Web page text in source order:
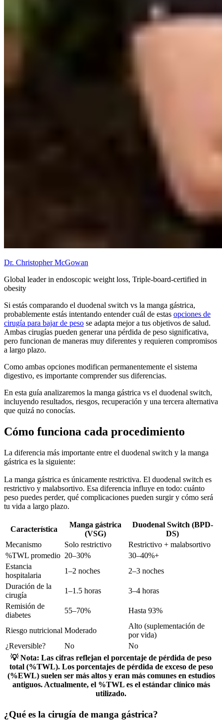
Dr. Christopher McGowan
Global leader in endoscopic weight loss, Triple-board-certified in
obesity
Si estás comparando el duodenal switch vs la manga gástrica,
probablemente estás intentando entender cuál de estas opciones de
cirugía para bajar de peso se adapta mejor a tus objetivos de salud.
Ambas cirugías pueden generar una pérdida de peso significativa,
pero funcionan de maneras muy diferentes y requieren compromisos
a largo plazo.
Como ambas opciones modifican permanentemente el sistema
digestivo, es importante comprender sus diferencias.
En esta guía analizaremos la manga gástrica vs el duodenal switch,
incluyendo resultados, riesgos, recuperación y una tercera alternativa
que quizá no conocías.
Cómo funciona cada procedimiento
La diferencia más importante entre el duodenal switch y la manga
gástrica es la siguiente:
La manga gástrica es únicamente restrictiva. El duodenal switch es
restrictivo y malabsortivo. Esa diferencia influye en todo: cuánto
peso puedes perder, qué complicaciones pueden surgir y cómo será
tu vida a largo plazo.
Característica
Manga gástrica
(VSG)
Duodenal Switch (BPD-
DS)
Mecanismo
Solo restrictivo
Restrictivo + malabsortivo
%TWL promedio 20–30%
30–40%+
Estancia
hospitalaria
1–2 noches
2–3 noches
Duración de la
cirugía
1–1.5 horas
3–4 horas
Remisión de
diabetes
55–70% Hasta 93%
Riesgo nutricional Moderado
Alto (suplementación de
por vida)
¿Reversible?
No
No
💡Nota: Las cifras reflejan el porcentaje de pérdida de peso
total (%TWL). Los porcentajes de pérdida de exceso de peso
(%EWL) suelen ser más altos y eran más comunes en estudios
antiguos. Actualmente, el %TWL es el estándar clínico más
utilizado.
¿Qué es la cirugía de manga gástrica?